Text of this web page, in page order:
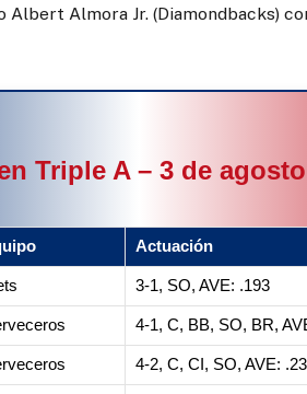
Albert Almora Jr. (Diamondbacks)
Triple A – 3 de
Actuación
3-1, SO, AVE: .193
4-1, C, BB, SO, BR,
4-2, C, CI, SO, AVE: